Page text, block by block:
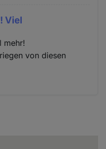
Viel
mehr!
von diesen